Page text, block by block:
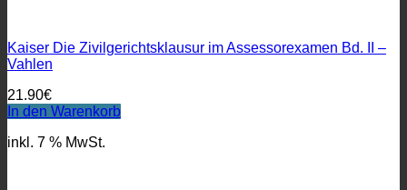
Kaiser Die Zivilgerichtsklausur im Assessorexamen Bd. II –
Vahlen
21.90€
In den Warenkorb
inkl. 7 % MwSt.